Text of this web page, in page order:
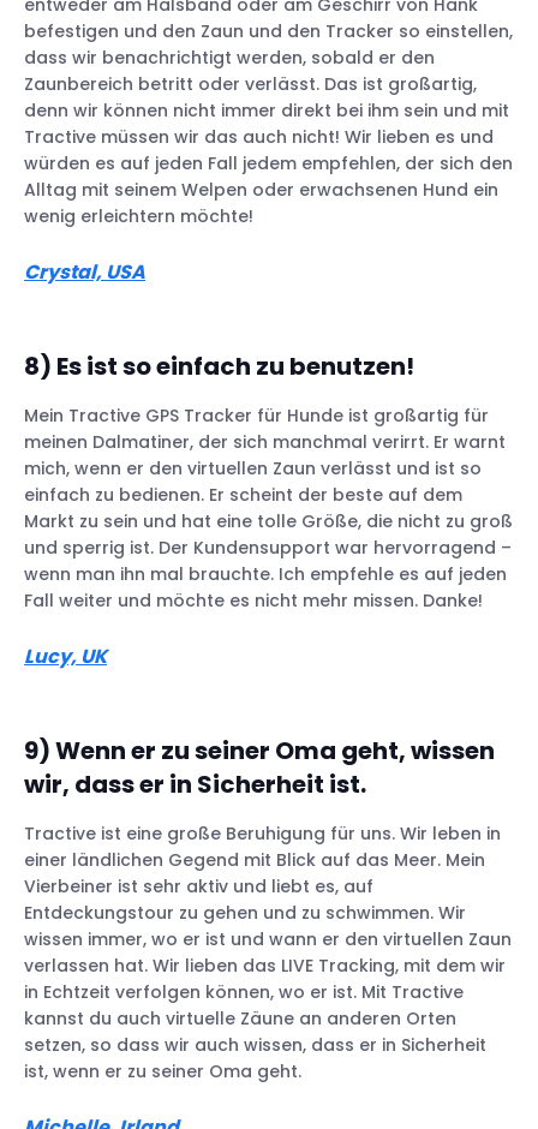
entweder am Halsband oder am Geschirr von Hank
befestigen und den Zaun und den Tracker so einstellen,
dass wir benachrichtigt werden, sobald er den
Zaunbereich betritt oder verlässt. Das ist großartig,
denn wir können nicht immer direkt bei ihm sein und mit
Tractive müssen wir das auch nicht! Wir lieben es und
würden es auf jeden Fall jedem empfehlen, der sich den
Alltag mit seinem Welpen oder erwachsenen Hund ein
wenig erleichtern möchte!
Crystal, USA
8) Es ist so einfach zu benutzen!
Mein Tractive GPS Tracker für Hunde ist großartig für
meinen Dalmatiner, der sich manchmal verirrt. Er warnt
mich, wenn er den virtuellen Zaun verlässt und ist so
einfach zu bedienen. Er scheint der beste auf dem
Markt zu sein und hat eine tolle Größe, die nicht zu groß
und sperrig ist. Der Kundensupport war hervorragend –
wenn man ihn mal brauchte. Ich empfehle es auf jeden
Fall weiter und möchte es nicht mehr missen. Danke!
Lucy, UK
9) Wenn er zu seiner Oma geht, wissen
wir, dass er in Sicherheit ist.
Tractive ist eine große Beruhigung für uns. Wir leben in
einer ländlichen Gegend mit Blick auf das Meer. Mein
Vierbeiner ist sehr aktiv und liebt es, auf
Entdeckungstour zu gehen und zu schwimmen. Wir
wissen immer, wo er ist und wann er den virtuellen Zaun
verlassen hat. Wir lieben das LIVE Tracking, mit dem wir
in Echtzeit verfolgen können, wo er ist. Mit Tractive
kannst du auch virtuelle Zäune an anderen Orten
setzen, so dass wir auch wissen, dass er in Sicherheit
ist, wenn er zu seiner Oma geht.